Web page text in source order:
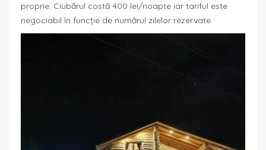
proprie. Ciubărul costă 400 lei/noapte iar tariful este
negociabil în funcție de numărul zilelor rezervate.